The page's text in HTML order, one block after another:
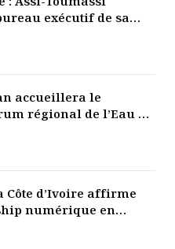
exécutif de sa
accueillera le
régional de l’Eau de
Côte d’Ivoire affirme
numérique en